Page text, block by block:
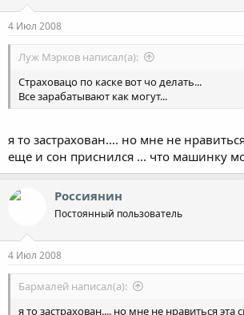
ы
4 Июл 2008
Луж Мэрков написал(а):
Страховацо по каске вот чо делать...
Все зарабатывают как могут...
я то застрахован.... но мне не
еще и сон приснился ... что машинку
Россиянин
Постоянный пользователь
4 Июл 2008
Бармалей написал(а):
я то застрахован.... но мне не нравиться эта